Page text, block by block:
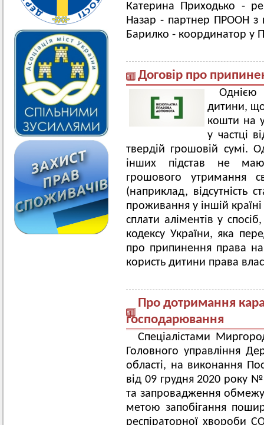
Катерина Приходько -
Назар - партнер ПРООН з
Барилко - координатор у
Договір про
Однією
дитини, що
кошти на
у частці
твердій грошовій сумі.
інших підстав не
грошового утримання
(наприклад, відсутність
проживання у іншій
сплати аліментів у
кодексу України, яка
про припинення права
користь дитини права
Про дотримання
господарювання
Спеціалістами
Головного управління
області, на виконання
від 09 грудня 2020 року
та запровадження
метою запобігання
респіраторної хвороби